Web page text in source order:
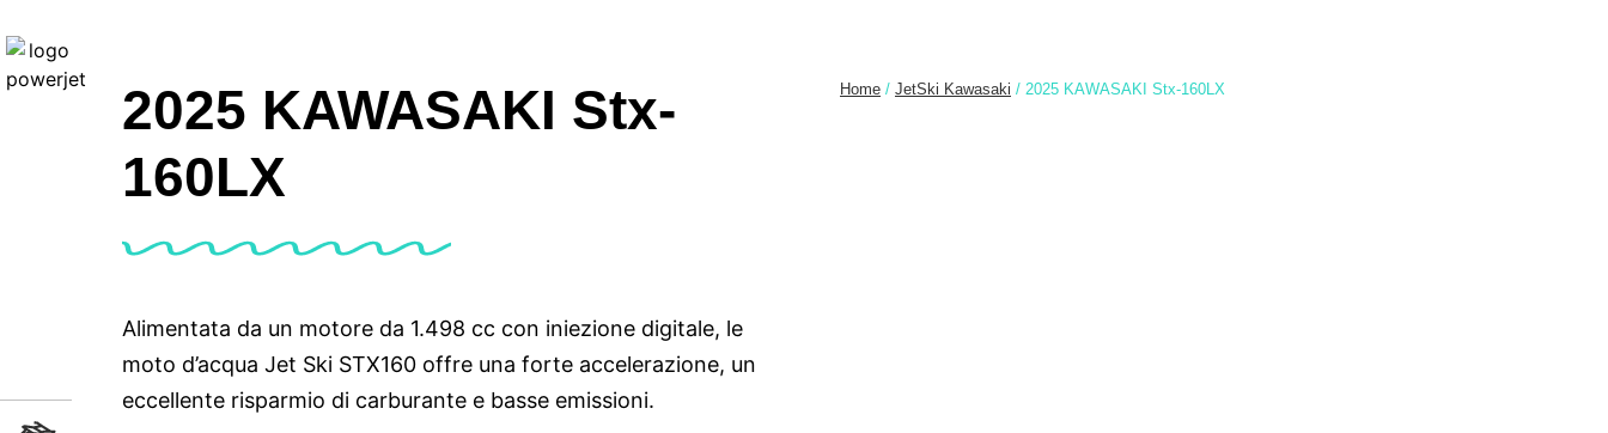
2025 KAWASAKI Stx-
160LX
Alimentata da un motore da 1.498 cc con iniezione digitale, le
moto d’acqua Jet Ski STX160 offre una forte accelerazione, un
eccellente risparmio di carburante e basse emissioni.
Home / JetSki Kawasaki / 2025 KAWASAKI Stx-160LX